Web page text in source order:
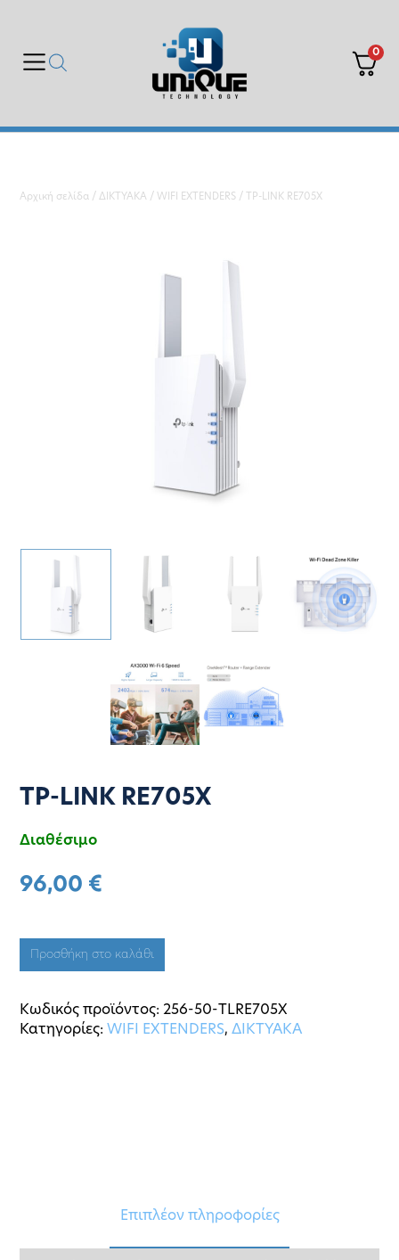
0
Αρχική σελίδα /ΔΙΚΤΥΑΚΑ / WIFI EXTENDERS / TP-LINK RE705X
TP-LINK RE705X
Διαθέσιμο
96,00 €
Προσθήκη στο καλάθι
Κωδικός προϊόντος:256-50-TLRE705X
Κατηγορίες:WIFI EXTENDERS,ΔΙΚΤΥΑΚΑ
Επιπλέον πληροφορίες